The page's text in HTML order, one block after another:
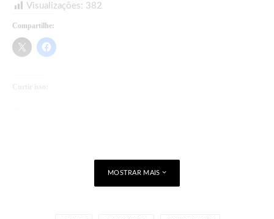
Visualizações: 382
Compartilhe:
MOSTRAR MAIS